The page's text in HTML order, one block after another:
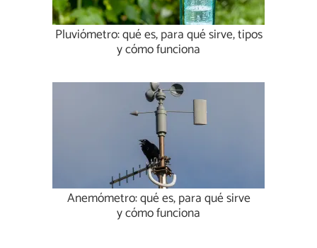
Pluviómetro: qué es, para qué sirve, tipos
y cómo funciona
Anemómetro: qué es, para qué sirve
y cómo funciona